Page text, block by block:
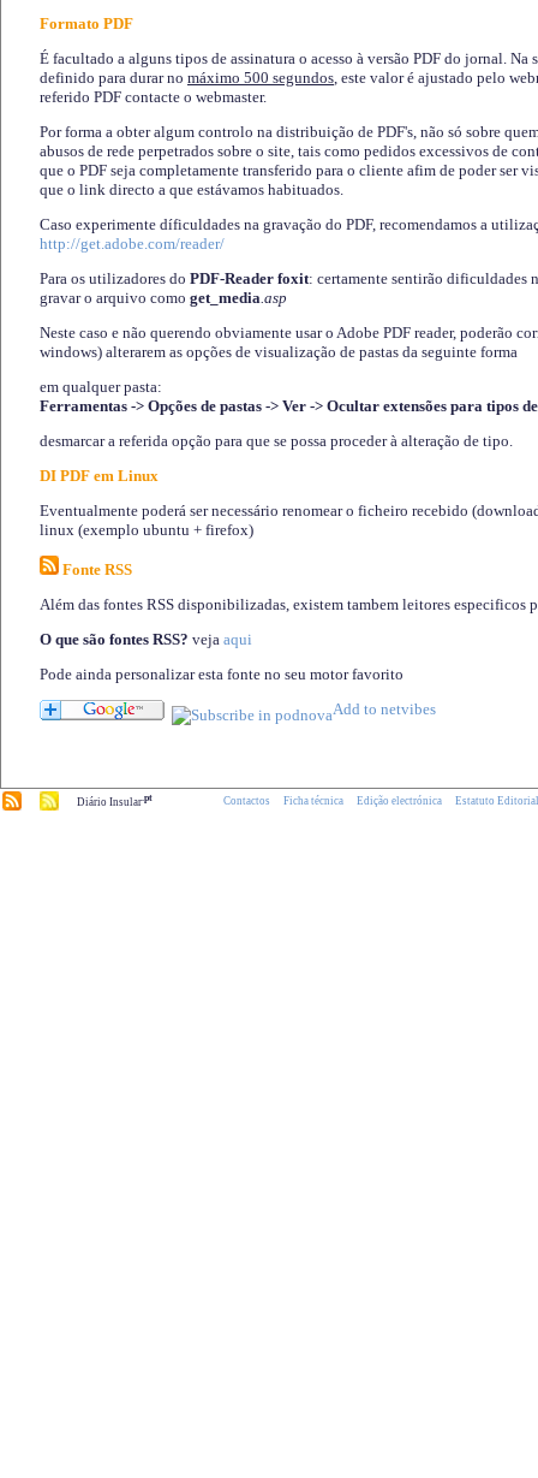
Formato PDF
É facultado a alguns tipos de assinatura o acesso à versão PDF do jornal. Na
definido para durar no máximo 500 segundos, este valor é ajustado pelo
referido PDF contacte o webmaster.
Por forma a obter algum controlo na distribuição de PDF's, não só sobre
abusos de rede perpetrados sobre o site, tais como pedidos excessivos de
que o PDF seja completamente transferido para o cliente afim de poder ser
que o link directo a que estávamos habituados.
Caso experimente díficuldades na gravação do PDF, recomendamos a
http://get.adobe.com/reader/
Para os utilizadores do PDF-Reader foxit: certamente sentirão dificuldades
gravar o arquivo como get_media.asp
Neste caso e não querendo obviamente usar o Adobe PDF reader, poderão
windows) alterarem as opções de visualização de pastas da seguinte forma
em qualquer pasta:
Ferramentas -> Opções de pastas -> Ver -> Ocultar extensões para tipos
desmarcar a referida opção para que se possa proceder à alteração de tipo.
DI PDF em Linux
Eventualmente poderá ser necessário renomear o ficheiro recebido
linux (exemplo ubuntu + firefox)
Fonte RSS
Além das fontes RSS disponibilizadas, existem tambem leitores especificos
O que são fontes RSS? veja aqui
Pode ainda personalizar esta fonte no seu motor favorito
Diário Insular.pt Contactos Ficha técnica Edição electrónica Estatuto Editorial